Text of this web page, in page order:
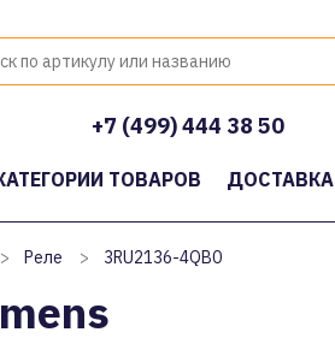
+7 (499) 444 38 50
ТОВАРОВ ДОСТАВКА
> Реле > 3RU2136-4QB0